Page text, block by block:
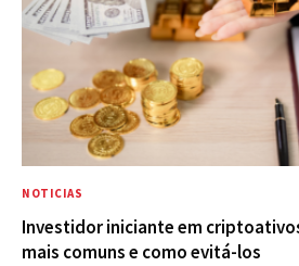
NOTICIAS
Investidor iniciante em
mais comuns e como evitá-los